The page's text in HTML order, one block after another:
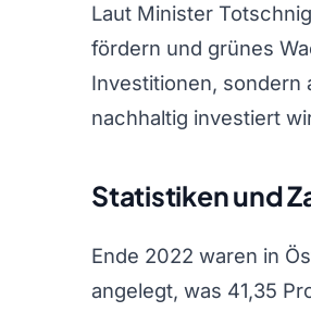
Laut Minister
fördern und grünes
Investitionen, sondern
nachhaltig investiert
Statistiken und
Ende 2022 waren in
angelegt, was 41,35